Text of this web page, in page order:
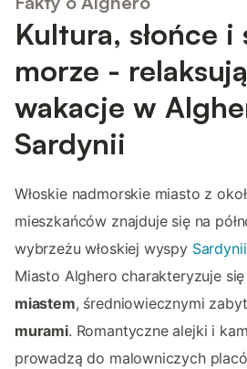
Kultura, słońce i
morze -
wakacje w
Sardynii
Włoskie nadmorskie miasto z
mieszkańców znajduje się na
wybrzeżu włoskiej wyspy Sardynii
Miasto Alghero charakteryzuje się
miastem, średniowiecznymi
murami. Romantyczne alejki i
prowadzą do malowniczych